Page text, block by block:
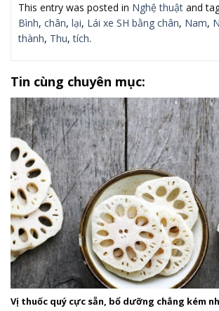
This entry was posted in Nghệ thuật and
Bình, chân, lại, Lái xe SH bằng chân, Nam,
thành, Thu,tích.
Tin cùng chuyên mục:
Vị thuốc quý cực sẵn, bổ dưỡng chẳng kém